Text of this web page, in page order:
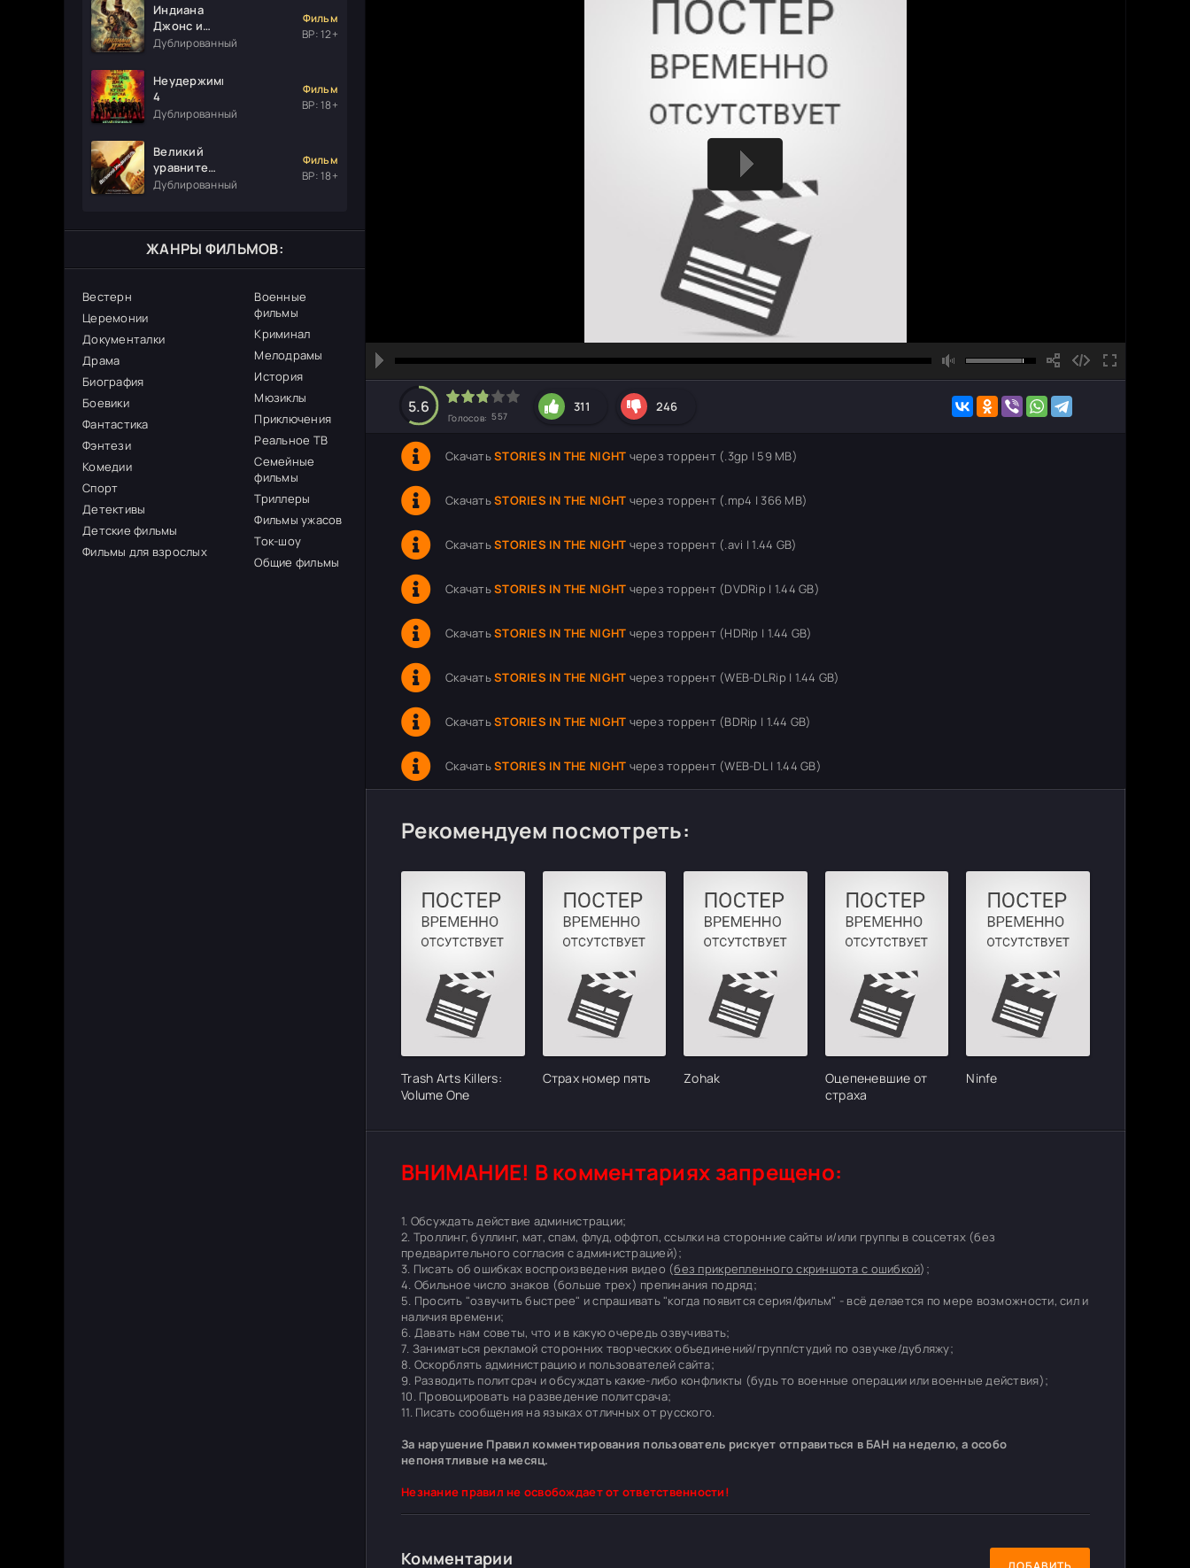
Индиана
Джонс и
колесо
Дублированный
Фильм
ВР: 12+
Неудержимые
4
Дублированный
Фильм
ВР: 18+
Великий
уравнитель
3
Дублированный
Фильм
ВР: 18+
ЖАНРЫ ФИЛЬМОВ:
Вестерн
Церемонии
Документалки
Драма
Биография
Боевики
Фантастика
Фэнтези
Комедии
Спорт
Детективы
Детские фильмы
Фильмы для взрослых
Военные
фильмы
Криминал
Мелодрамы
История
Мюзиклы
Приключения
Реальное ТВ
Семейные
фильмы
Триллеры
Фильмы ужасов
Ток-шоу
Общие фильмы
hd2160
hd1440
highres
hd1080
hd720
large
medium
small
tiny
5.6
Голосов: 557
311 246
СкачатьSTORIES IN THE NIGHT через торрент (.3gp | 59 MB)
СкачатьSTORIES IN THE NIGHT через торрент (.mp4 | 366 MB)
СкачатьSTORIES IN THE NIGHT через торрент (.avi | 1.44 GB)
СкачатьSTORIES IN THE NIGHT через торрент (DVDRip | 1.44 GB)
СкачатьSTORIES IN THE NIGHT через торрент (HDRip | 1.44 GB)
СкачатьSTORIES IN THE NIGHT через торрент (WEB-DLRip | 1.44 GB)
СкачатьSTORIES IN THE NIGHT через торрент (BDRip | 1.44 GB)
СкачатьSTORIES IN THE NIGHT через торрент (WEB-DL | 1.44 GB)
Рекомендуем посмотреть:
Trash Arts Killers:
Volume One
Страх номер пять Zohak
Оцепеневшие от
страха
Ninfe
ВНИМАНИЕ! В комментариях запрещено:
1. Обсуждать действие администрации;
2. Троллинг, буллинг, мат, спам, флуд, оффтоп, ссылки на сторонние сайты и/или группы в соцсетях (без
предварительного согласия с администрацией);
3. Писать об ошибках воспроизведения видео (без прикрепленного скриншота с ошибкой);
4. Обильное число знаков (больше трех) препинания подряд;
5. Просить "озвучить быстрее" и спрашивать "когда появится серия/фильм" - всё делается по мере возможности, сил и
наличия времени;
6. Давать нам советы, что и в какую очередь озвучивать;
7. Заниматься рекламой сторонних творческих объединений/групп/студий по озвучке/дубляжу;
8. Оскорблять администрацию и пользователей сайта;
9. Разводить политсрач и обсуждать какие-либо конфликты (будь то военные операции или военные действия);
10. Провоцировать на разведение политсрача;
11. Писать сообщения на языках отличных от русского.
За нарушение Правил комментирования пользователь рискует отправиться в БАН на неделю, а особо
непонятливые на месяц.
Незнание правил не освобождает от ответственности!
Комментарии